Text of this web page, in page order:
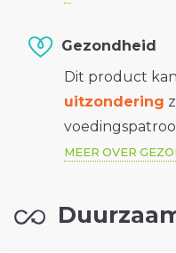
Gezondheid
Dit product
uitzondering
MEER OVER